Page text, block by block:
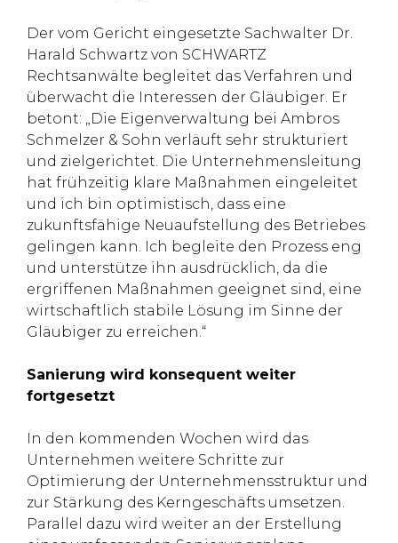
Der vom Gericht eingesetzte Sachwalter Dr.
Harald Schwartz von SCHWARTZ
Rechtsanwälte begleitet das Verfahren und
überwacht die Interessen der Gläubiger. Er
betont: „Die Eigenverwaltung bei Ambros
Schmelzer & Sohn verläuft sehr strukturiert
und zielgerichtet. Die Unternehmensleitung
hat frühzeitig klare Maßnahmen eingeleitet
und ich bin optimistisch, dass eine
zukunftsfähige Neuaufstellung des Betriebes
gelingen kann. Ich begleite den Prozess eng
und unterstütze ihn ausdrücklich, da die
ergriffenen Maßnahmen geeignet sind, eine
wirtschaftlich stabile Lösung im Sinne der
Gläubiger zu erreichen.“
Sanierung wird konsequent weiter
fortgesetzt
In den kommenden Wochen wird das
Unternehmen weitere Schritte zur
Optimierung der Unternehmensstruktur und
zur Stärkung des Kerngeschäfts umsetzen.
Parallel dazu wird weiter an der Erstellung